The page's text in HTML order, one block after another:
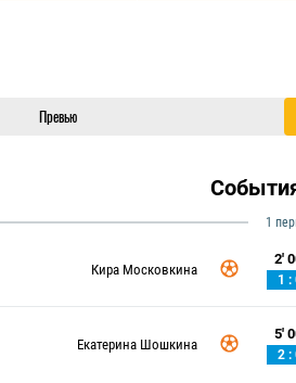
Превью
1
Кира Московкина
2'
1 :
Екатерина Шошкина
5'
2 :